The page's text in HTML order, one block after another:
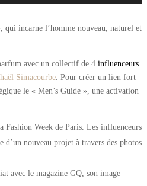
qui incarne l’homme nouveau, naturel et
avec un collectif de 4influenceurs
Simacourbe .Pour créer un lien fort
le « Men’s Guide », une activation
Week de Paris. Les influenceurs
d’un nouveau projet à travers des photos
avec le magazine GQ, son image